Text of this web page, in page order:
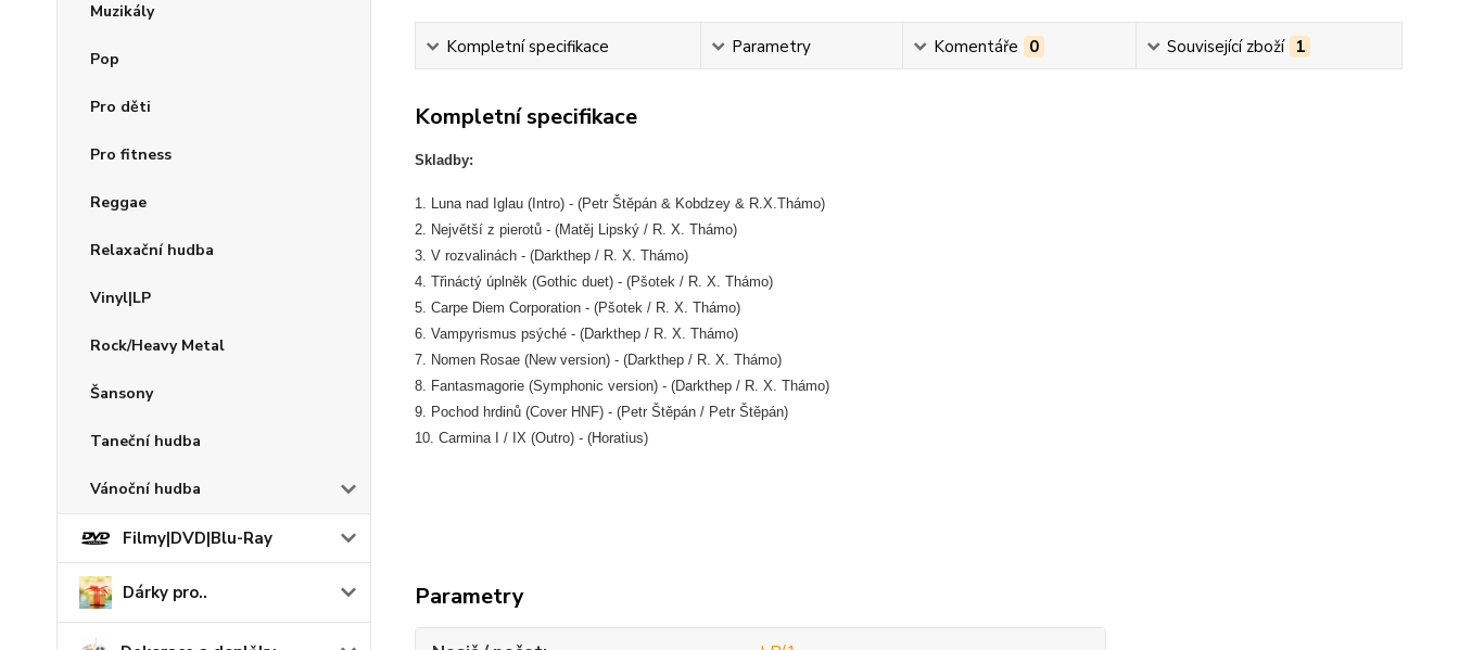
Muzikály
Pop
Pro děti
Pro fitness
Reggae
Relaxační hudba
Vinyl|LP
Rock/Heavy Metal
Šansony
Taneční hudba
Vánoční hudba
Filmy|DVD|Blu-Ray
Dárky pro..
Kompletní specifikace Parametry Komentáře 0 Související zboží 1
Kompletní specifikace
Skladby:
1. Luna nad Iglau (Intro) - (Petr Štěpán & Kobdzey & R.X.Thámo)
2. Největší z pierotů - (Matěj Lipský / R. X. Thámo)
3. V rozvalinách - (Darkthep / R. X. Thámo)
4. Třináctý úplněk (Gothic duet) - (Pšotek / R. X. Thámo)
5. Carpe Diem Corporation - (Pšotek / R. X. Thámo)
6. Vampyrismus psýché - (Darkthep / R. X. Thámo)
7. Nomen Rosae (New version) - (Darkthep / R. X. Thámo)
8. Fantasmagorie (Symphonic version) - (Darkthep / R. X. Thámo)
9. Pochod hrdinů (Cover HNF) - (Petr Štěpán / Petr Štěpán)
10. Carmina I / IX (Outro) - (Horatius)
Parametry